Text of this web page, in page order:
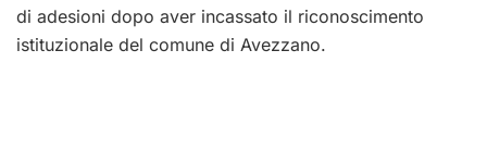
di adesioni dopo aver incassato il riconoscimento
istituzionale del comune di Avezzano.